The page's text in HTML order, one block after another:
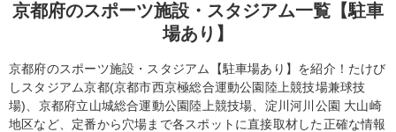
京都府のスポーツ施設・スタジアム一覧【駐車
場あり】
京都府のスポーツ施設・スタジアム【駐車場あり】を紹介！たけび
しスタジアム京都(京都市西京極総合運動公園陸上競技場兼球技
場)、京都府立山城総合運動公園陸上競技場、淀川河川公園 大山崎
地区など、定番から穴場まで各スポットに直接取材した正確な情報